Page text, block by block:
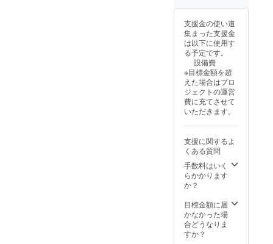
入くだ
さい。
証明書
の内容
は変更
できま
せんの
でご了
承くだ
さい。
■ オン
ライン
セミ
ナー初
回参加
権 ・内
容： 支
援者様
究内容
を解説
するオ
様限定
で、研
究内容
を解説
するオ
ンライ
ンセミ
ナーに1
年間
2026年
7月から
2026年
6月まで
ただけ
る権利
です。
プロ
連する
技術や
研究内
書PDF
ライン
セミ
ナー1年
間参加
権 ■月
次研究
レポー
ト 本文
を参照
くださ
い ■公
ト支援
者一覧
につい
て
掲載期
2026年
6月1日
から1年
間掲載
レポー
別研究
レポー
ト ・年
間公式
スポン
サーと
してHP
掲載。
・質問
優先回
答権
術・研
究内
容） ・
個別進
捗報告
節目ご
と） ■
お礼
メール
支援金の使い道
集まった支援金
は以下に使用す
る予定です。
設備費
※目標金額を超
えた場合はプロ
ジェクトの運営
費に充てさせて
いただきます。
支援に関するよ
くある質問
手数料はいく
らかかります
か？
目標金額に届
かなかった場
合どうなりま
すか？